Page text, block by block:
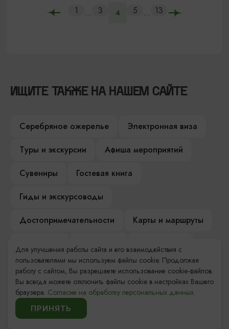
1 ... 3 4 5 ... 13
ИЩИТЕ ТАКЖЕ НА НАШЕМ САЙТЕ
Серебряное ожерелье
Электронная виза
Туры и экскурсии
Афиша мероприятий
Сувениры
Гостевая книга
Гиды и экскурсоводы
Достопримечательности
Карты и маршруты
Компас Балтийской кухни
Настоящий Калининградец
Музеи
Для улучшения работы сайта и его взаимодействия с
пользователями мы используем файлы cookie. Продолжая
работу с сайтом, Вы разрешаете использование cookie-файлов.
Вы всегда можете отключить файлы cookie в настройках Вашего
браузера. Согласие на обработку персональных данных.
ПРИНЯТЬ